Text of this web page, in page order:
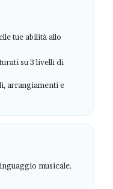
tue abilità allo
su 3 livelli di
arrangiamenti e
musicale.